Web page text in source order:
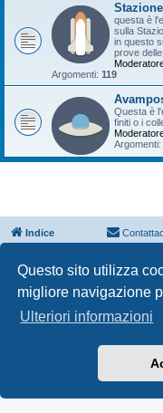
Questo sito utilizza
migliore navigazione
Ulteriori informazioni
questa è
sulla
in questo
prove
Argomenti: 119
Questa è
finiti o i
Argomenti:
Indice
Creato da